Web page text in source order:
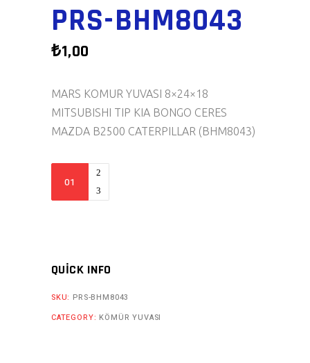
PRS-BHM8043
₺1,00
MARS KOMUR YUVASI 8×24×18
MITSUBISHI TIP KIA BONGO CERES
MAZDA B2500 CATERPILLAR (BHM8043)
BHM8043
QUICK INFO
SKU: PRS-BHM8043
CATEGORY: KÖMÜR YUVASI